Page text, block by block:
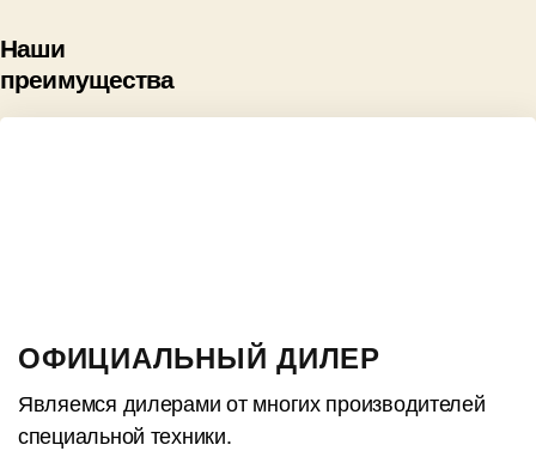
Наши
преимущества
ОФИЦИАЛЬНЫЙ ДИЛЕР
Являемся дилерами от многих производителей
специальной техники.